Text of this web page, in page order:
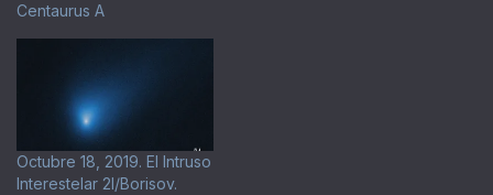
Centaurus A
Octubre 18, 2019. El Intruso
Interestelar 2I/Borisov.